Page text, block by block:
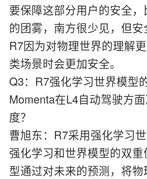
要保障这部分用户的安全
的团雾，南方很少见，但安
R7因为对物理世界的理解
类场景时会更加安全。
Q3：R7强化学习世界模型
Momenta在L4自动驾驶方
度？
曹旭东： R7采用强化学习
强化学习和世界模型的双
型通过对未来的预测，将